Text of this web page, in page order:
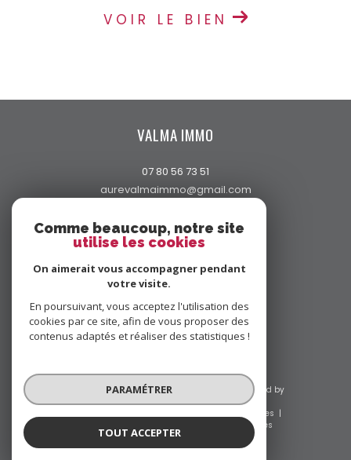
VOIR LE BIEN
VALMA IMMO
07 80 56 73 51
aurevalmaimmo@gmail.com
06450 saint-martin-vésubie
ADHÉRENTS
© 2026 | Tous droits réservés | Traduction powered by
Google |
Mentions légales
Cookies
Comme beaucoup, notre site
utilise les cookies
On aimerait vous accompagner pendant
votre visite.
En poursuivant, vous acceptez l'utilisation des
cookies par ce site, afin de vous proposer des
contenus adaptés et réaliser des statistiques !
PARAMÉTRER
TOUT ACCEPTER